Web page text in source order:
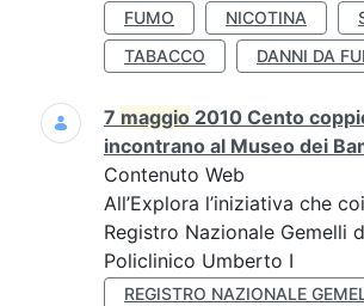
FUMO NICOTINA
TABACCO
DANNI DA
7 maggio 2010 Cento
incontrano al Museo dei
Contenuto Web
All’Explora l’iniziativa che
Registro Nazionale Gemelli
Policlinico Umberto I
REGISTRO NAZIONALE